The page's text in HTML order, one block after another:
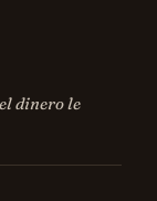
dinero le